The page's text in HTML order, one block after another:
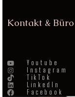
Kontakt & Büro
Youtube
Instagram
TikTok
LinkedIn
Facebook